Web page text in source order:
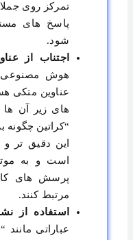
تمرکز روی
پاسخ‌ های
شود.
اجتناب از
هوش مصنوعی
عناوین متکی
های زیر آن‌ ها
“کراتین چگونه
این دقیق ‌تر
است و به
پرسش ‌های
مرتبط کنند.
استفاده از
عباراتی مانند